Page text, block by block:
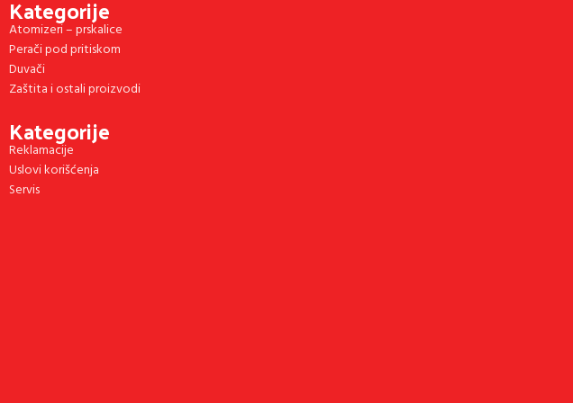
Kategorije
Atomizeri – prskalice
Perači pod pritiskom
Duvači
Zaštita i ostali proizvodi
Kategorije
Reklamacije
Uslovi korišćenja
Servis